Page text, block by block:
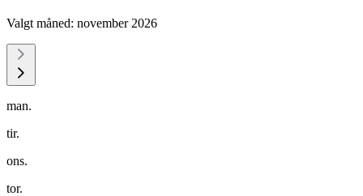
Valgt måned: november 2026
man.
tir.
ons.
tor.